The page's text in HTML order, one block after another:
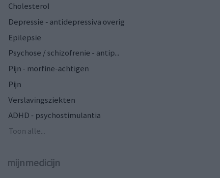
Cholesterol
Depressie - antidepressiva overig
Epilepsie
Psychose / schizofrenie - antip...
Pijn - morfine-achtigen
Pijn
Verslavingsziekten
ADHD - psychostimulantia
Toon alle...
mijnmedicijn